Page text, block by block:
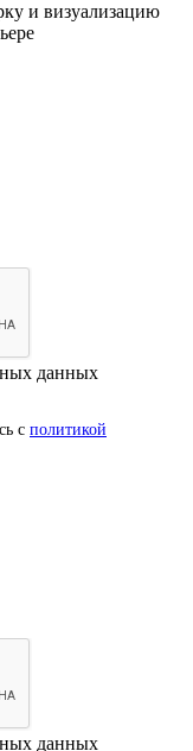
и визуализацию
данных
с политикой
данных